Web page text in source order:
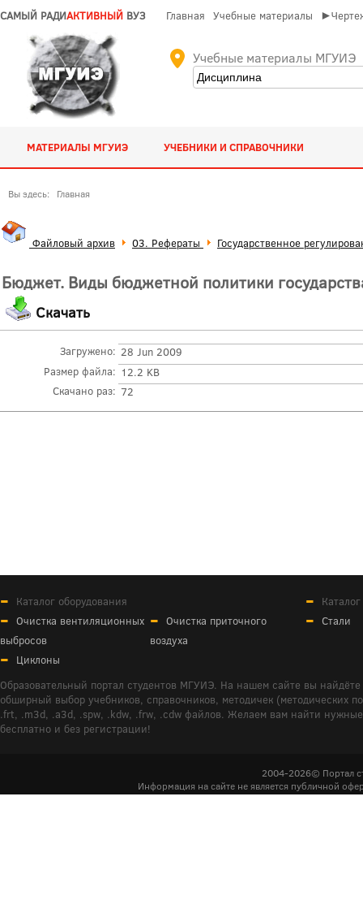
САМЫЙ РАДИАКТИВНЫЙ ВУЗ Главная Учебные материалы
Учебные материалы МГУИЭ
МАТЕРИАЛЫ МГУИЭ УЧЕБНИКИ И СПРАВОЧНИКИ
Вы здесь: Главная
Файловый архив 03. Рефераты Государственное
Бюджет. Виды бюджетной политики
Скачать
Загружено: 28 Jun 2009
Размер файла: 12.2 KB
Скачано раз: 72
Каталог оборудования
Очистка вентиляционных
выбросов
Очистка приточного
воздуха
Циклоны
Стали
Образовательный портал студентов МГУИЭ. На нашем сайте вы
обширный выбор учебников, справочников, методичек (методических
.frt, .m3d, .a3d, .spw, .kdw, .frw, .cdw файлов. Желаем вам найти
бесплатно и без регистрации!
2004-2026© Портал
Информация на сайте не является публичной